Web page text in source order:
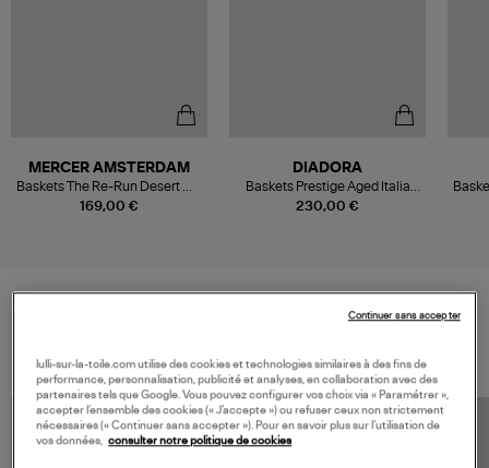
169,00 €
MERCER AMSTERDAM
Baskets The Re-Run Desert Off
White
230,00 €
DIADORA
Baskets Prestige Aged Italia
Leather Bordeaux
lulli-sur-la-toile.com utilise des cookies et technologies similaires à des fins de
performance, personnalisation, publicité et analyses, en collaboration avec des
partenaires tels que Google. Vous pouvez configurer vos choix via « Paramétrer »,
accepter l’ensemble des cookies (« J’accepte ») ou refuser ceux non strictement
nécessaires (« Continuer sans accepter »). Pour en savoir plus sur l’utilisation de
vos données,
consulter notre politique de cookies
Continuer sans accepter